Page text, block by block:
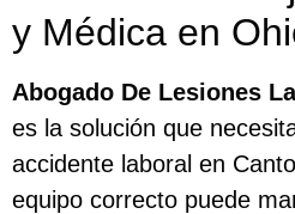
y Médica en
Abogado De Lesiones
es la solución que
accidente laboral en
equipo correcto puede